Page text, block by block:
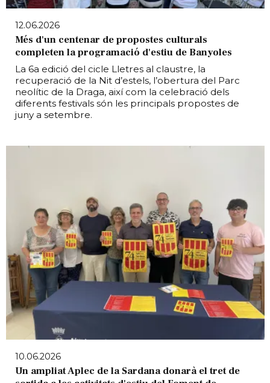
12.06.2026
Més d'un centenar de propostes culturals
completen la programació d'estiu de Banyoles
La 6a edició del cicle Lletres al claustre, la
recuperació de la Nit d’estels, l’obertura del Parc
neolític de la Draga, així com la celebració dels
diferents festivals són les principals propostes de
juny a setembre.
10.06.2026
Un ampliat Aplec de la Sardana donarà el tret de